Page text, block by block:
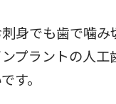
身でも歯で噛
プラントの人工
す。